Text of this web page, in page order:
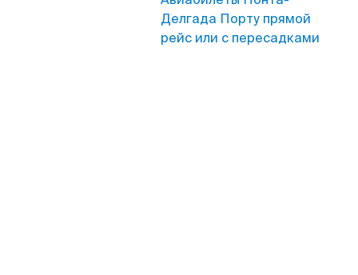
Делгада Порту прямой
рейс или с пересадками